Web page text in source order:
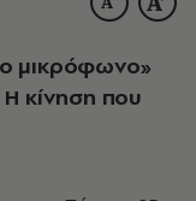
μικρόφωνο»
κίνηση που